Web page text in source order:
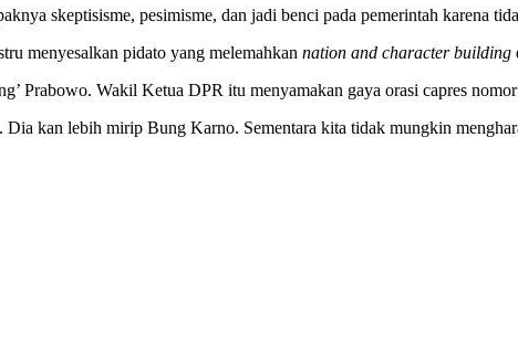
skeptisisme, pesimisme, dan jadi benci pada pemerintah karena
menyesalkan pidato yang melemahkan nation and character building
Prabowo. Wakil Ketua DPR itu menyamakan gaya orasi capres
kan lebih mirip Bung Karno. Sementara kita tidak mungkin